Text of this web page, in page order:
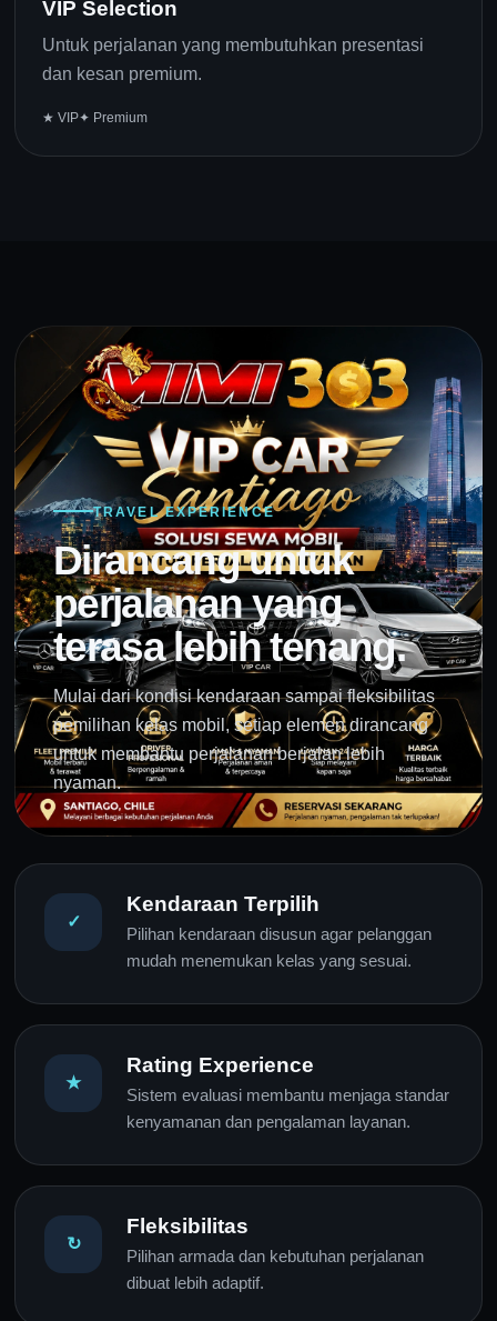
VIP Selection
Untuk perjalanan yang membutuhkan presentasi
dan kesan premium.
★ VIP✦ Premium
TRAVEL EXPERIENCE
Dirancang untuk
perjalanan yang
terasa lebih tenang.
Mulai dari kondisi kendaraan sampai fleksibilitas
pemilihan kelas mobil, setiap elemen dirancang
untuk membantu perjalanan berjalan lebih
nyaman.
✓
Kendaraan Terpilih
Pilihan kendaraan disusun agar pelanggan
mudah menemukan kelas yang sesuai.
★
Rating Experience
Sistem evaluasi membantu menjaga standar
kenyamanan dan pengalaman layanan.
↻
Fleksibilitas
Pilihan armada dan kebutuhan perjalanan
dibuat lebih adaptif.